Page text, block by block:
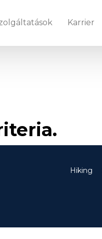
Karrier
Hiking